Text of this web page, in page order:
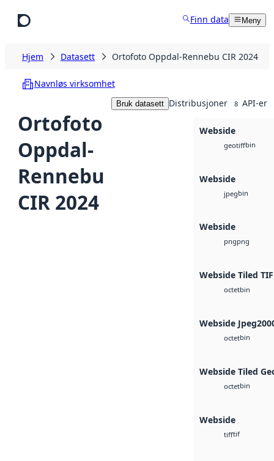
Finn data Meny
Hjem Datasett Ortofoto Oppdal-Rennebu CIR 2024
Navnløs virksomhet
Ortofoto
Oppdal-
Rennebu
CIR 2024
Bruk datasett Distribusjoner 8 API-er
Webside
geotiffbin
Webside
jpegbin
Webside
pngpng
Webside Tiled
octetbin
Webside
octetbin
Webside Tiled
octetbin
Webside
tifftif